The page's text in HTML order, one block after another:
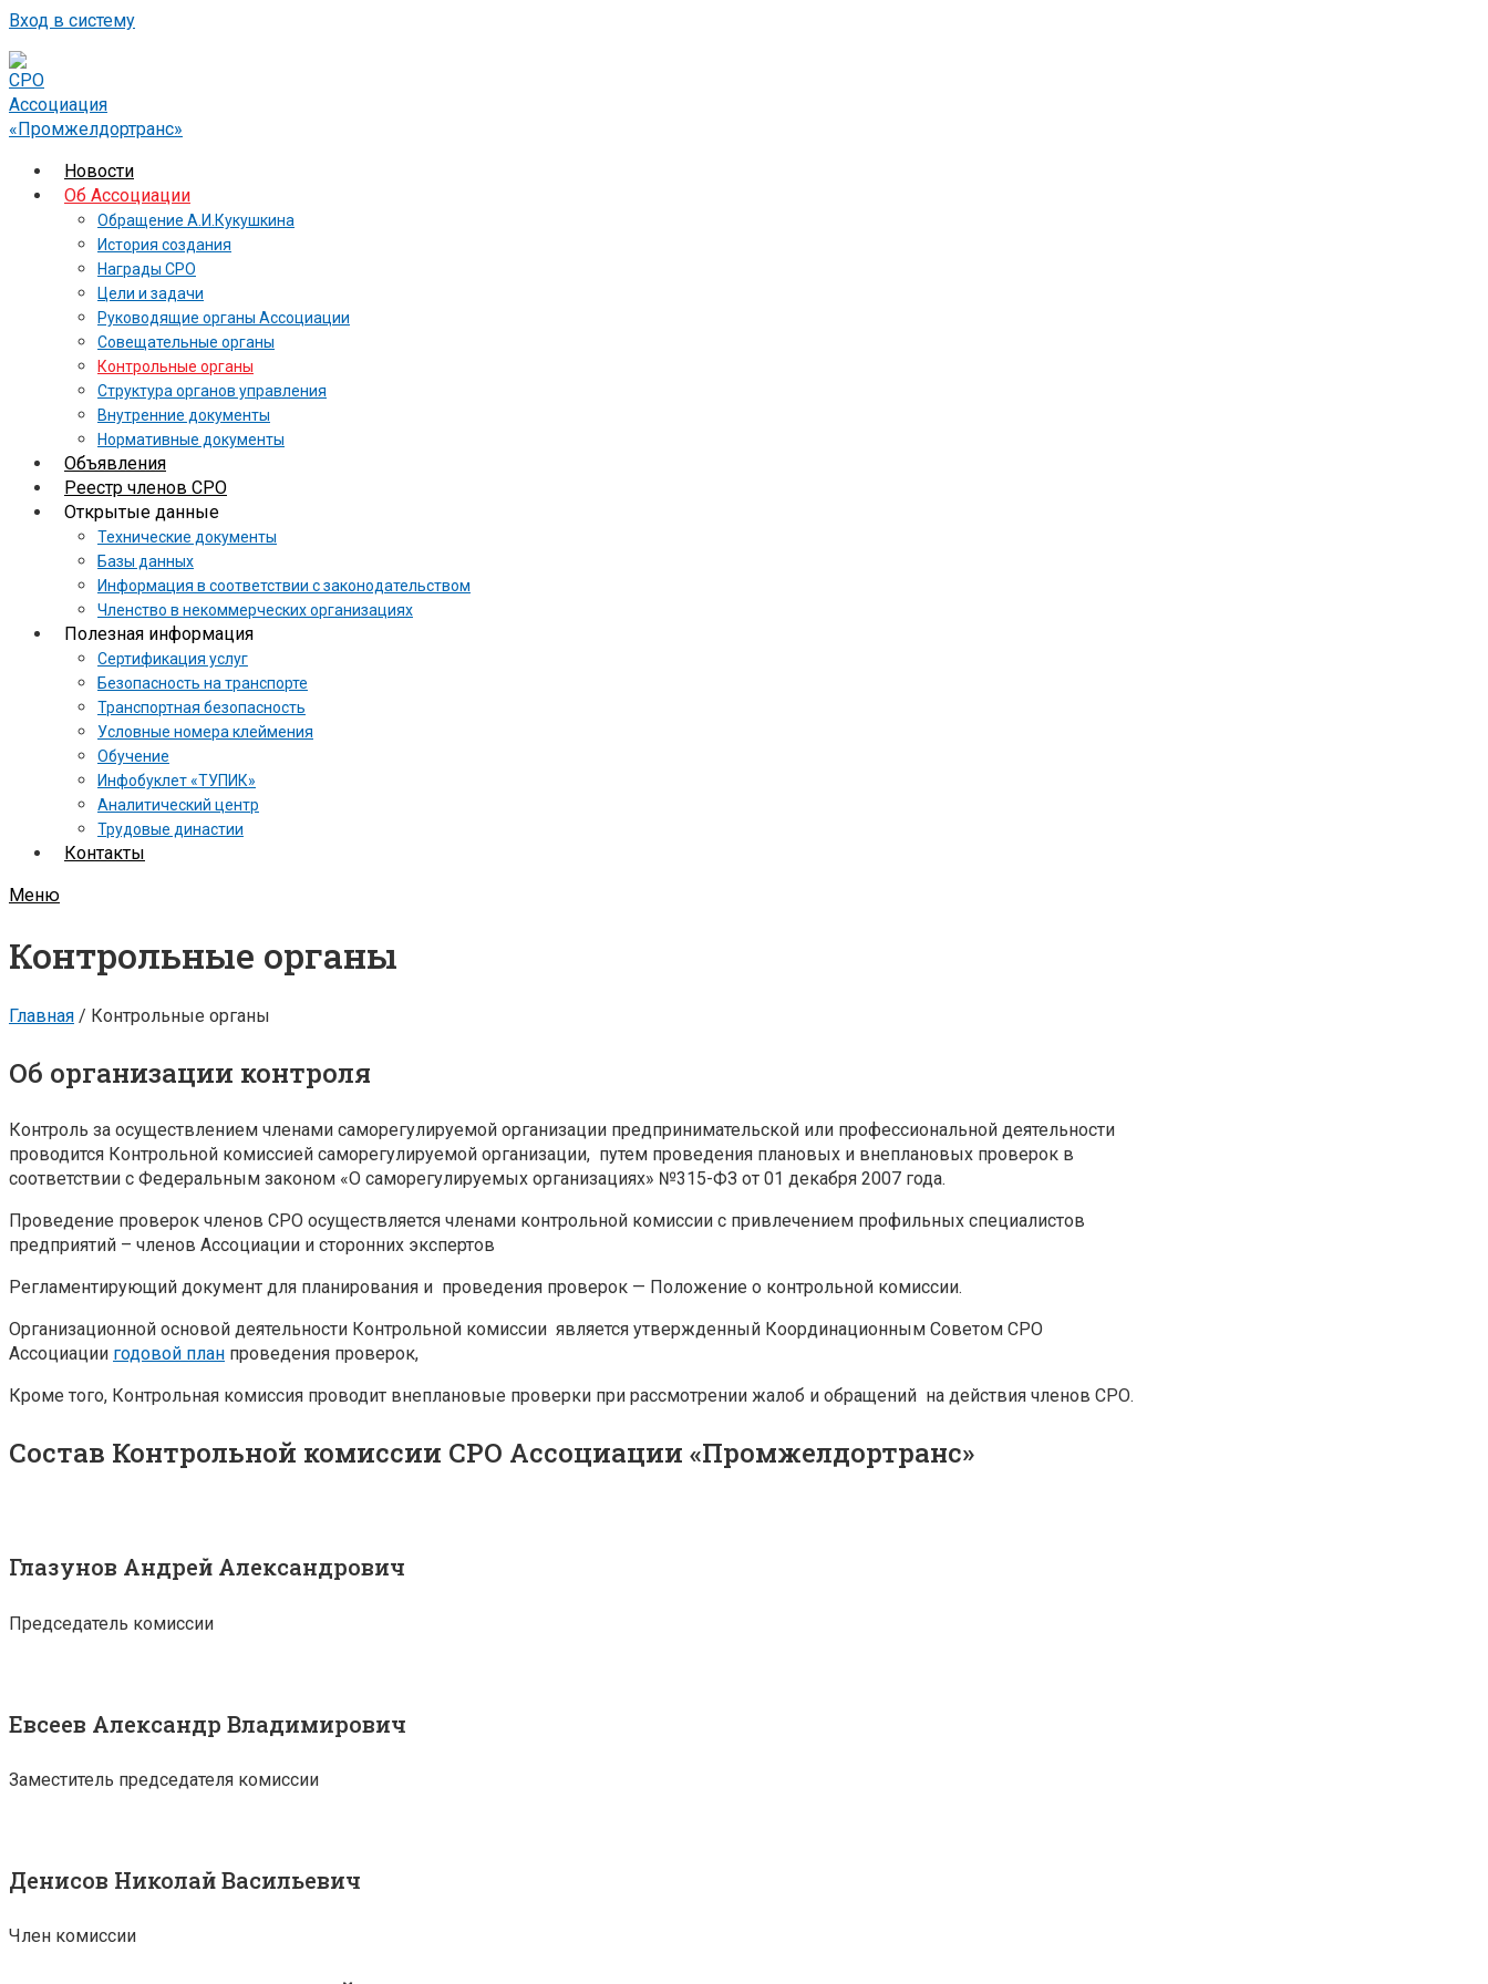
Вход в систему
Новости
Об Ассоциации
Обращение А.И.Кукушкина
История создания
Награды СРО
Цели и задачи
Руководящие органы Ассоциации
Совещательные органы
Контрольные органы
Структура органов управления
Внутренние документы
Нормативные документы
Объявления
Реестр членов СРО
Открытые данные
Технические документы
Базы данных
Информация в соответствии с законодательством
Членство в некоммерческих организациях
Полезная информация
Сертификация услуг
Безопасность на транспорте
Транспортная безопасность
Условные номера клеймения
Обучение
Инфобуклет «ТУПИК»
Аналитический центр
Трудовые династии
Контакты
Меню
Контрольные органы
Главная / Контрольные органы
Об организации контроля
Контроль за осуществлением членами саморегулируемой организации предпринимательской или профессиональной деятельности
проводится Контрольной комиссией саморегулируемой организации, путем проведения плановых и внеплановых проверок в
соответствии с Федеральным законом «О саморегулируемых организациях» №315-ФЗ от 01 декабря 2007 года.
Проведение проверок членов СРО осуществляется членами контрольной комиссии с привлечением профильных специалистов
предприятий – членов Ассоциации и сторонних экспертов
Регламентирующий документ для планирования и проведения проверок — Положение о контрольной комиссии.
Организационной основой деятельности Контрольной комиссии является утвержденный Координационным Советом СРО
Ассоциации годовой план проведения проверок,
Кроме того, Контрольная комиссия проводит внеплановые проверки при рассмотрении жалоб и обращений на действия членов СРО.
Состав Контрольной комиссии СРО Ассоциации «Промжелдортранс»
Глазунов Андрей Александрович
Председатель комиссии
Евсеев Александр Владимирович
Заместитель председателя комиссии
Денисов Николай Васильевич
Член комиссии